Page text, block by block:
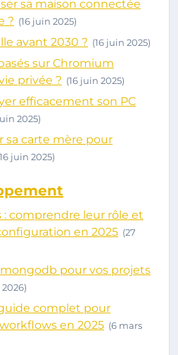
sa maison connectée
? (16 juin 2025)
avant 2030 ? (16 juin 2025)
sur Chromium
privée ? (16 juin 2025)
efficacement son PC
2025)
sa carte mère pour
juin 2025)
: comprendre leur rôle et
en 2025 (27
pour vos projets
2026)
complet pour
en 2025 (6 mars